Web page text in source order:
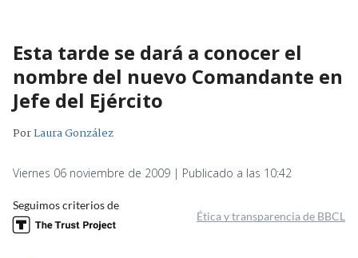
Esta tarde se dará a conocer el
nombre del nuevo Comandante en
Jefe del Ejército
PorLaura González
Viernes 06 noviembre de 2009 | Publicado a las 10:42
Seguimos criterios de
Ética y transparencia de BBCL